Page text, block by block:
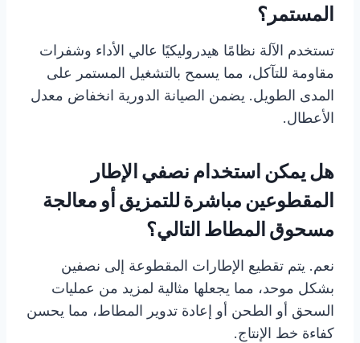
المستمر؟
تستخدم الآلة نظامًا هيدروليكيًا عالي الأداء وشفرات
مقاومة للتآكل، مما يسمح بالتشغيل المستمر على
المدى الطويل. يضمن الصيانة الدورية انخفاض معدل
الأعطال.
هل يمكن استخدام نصفي الإطار
المقطوعين مباشرة للتمزيق أو معالجة
مسحوق المطاط التالي؟
نعم. يتم تقطيع الإطارات المقطوعة إلى نصفين
بشكل موحد، مما يجعلها مثالية لمزيد من عمليات
السحق أو الطحن أو إعادة تدوير المطاط، مما يحسن
كفاءة خط الإنتاج.